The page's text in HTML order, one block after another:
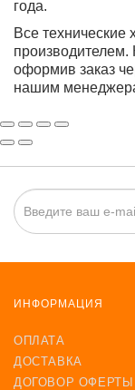
года.
Все технические
производителем.
оформив заказ
нашим
ИНФОРМАЦИЯ
ОПЛАТА
ДОСТАВКА
ДОГОВОР ОФЕРТЫ